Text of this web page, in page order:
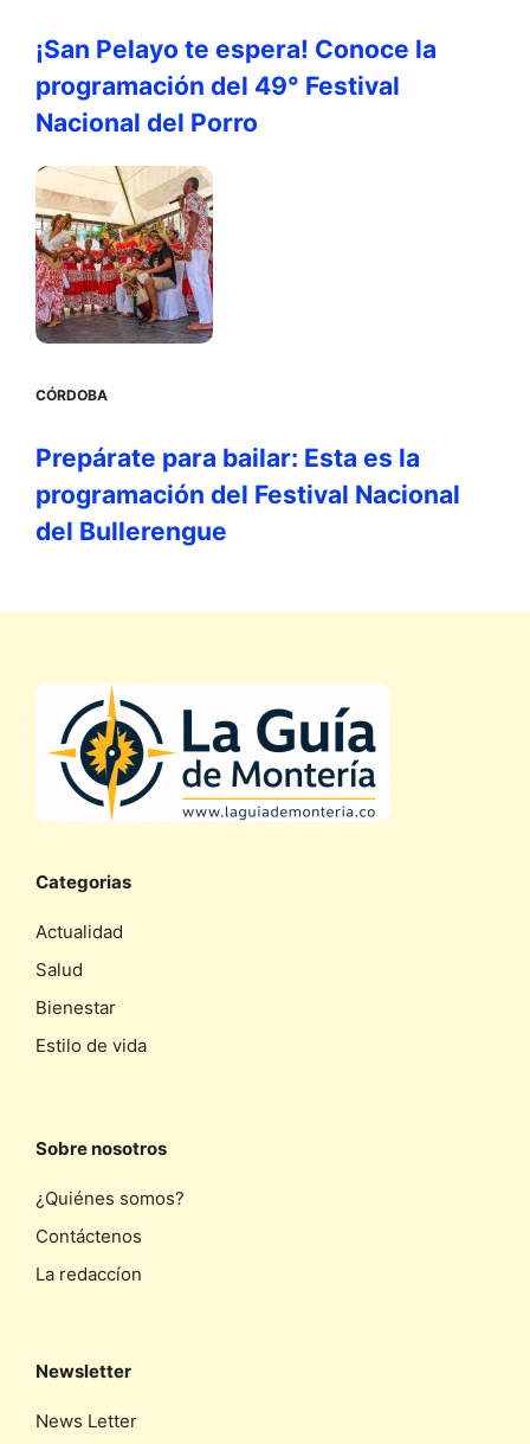
¡San Pelayo te espera! Conoce la
programación del 49° Festival
Nacional del Porro
CÓRDOBA
Prepárate para bailar: Esta es la
programación del Festival Nacional
del Bullerengue
Categorias
Actualidad
Salud
Bienestar
Estilo de vida
Sobre nosotros
¿Quiénes somos?
Contáctenos
La redaccíon
Newsletter
News Letter